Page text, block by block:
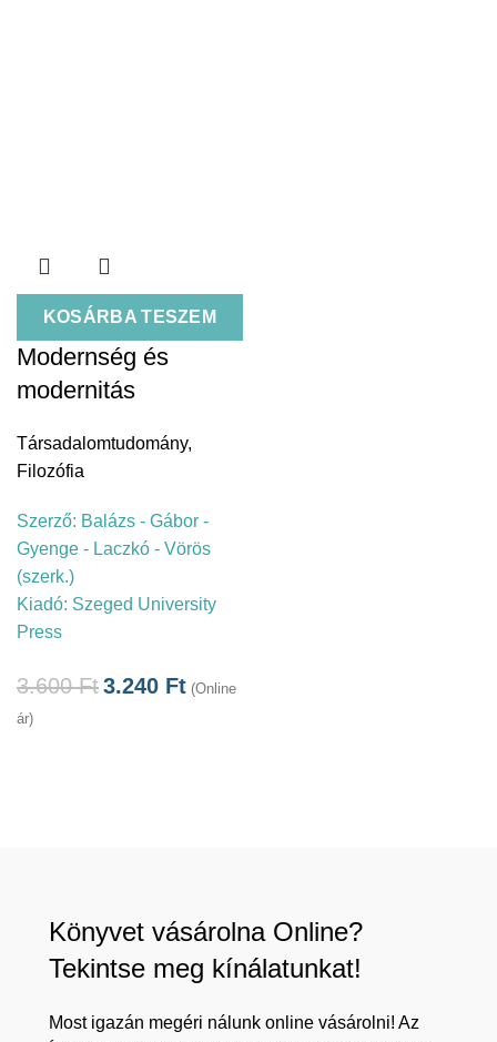
KOSÁRBA TESZEM
Modernség és
modernitás
Társadalomtudomány,
Filozófia
Szerző: Balázs - Gábor -
Gyenge - Laczkó - Vörös
(szerk.)
Kiadó: Szeged University
Press
3.600Ft3.240 Ft (Online
ár)
Könyvet vásárolna Online?
Tekintse meg kínálatunkat!
Most igazán megéri nálunk online vásárolni! Az